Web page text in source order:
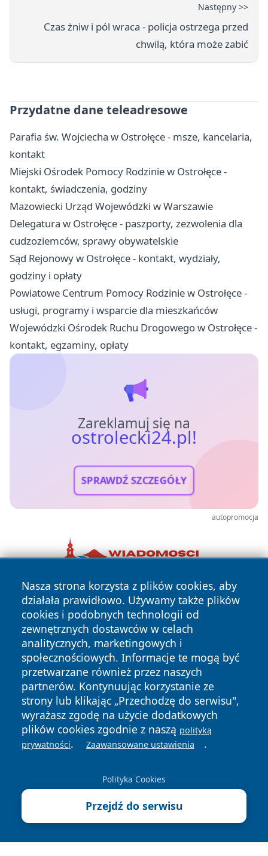
Następny >>
Czas żniw i pól wraca - policja ostrzega przed
chwilą, która może zabić
Przydatne dane teleadresowe
Parafia św. Wojciecha w Ostrołęce - msze, kancelaria,
kontakt
Miejski Ośrodek Pomocy Rodzinie w Ostrołęce -
kontakt, świadczenia, godziny
Mazowiecki Urząd Wojewódzki w Warszawie
Delegatura w Ostrołęce - paszporty, zezwolenia dla
cudzoziemców, sprawy obywatelskie
Sąd Rejonowy w Ostrołęce - kontakt, wydziały,
godziny i opłaty
Powiatowe Centrum Pomocy Rodzinie w Ostrołęce -
usługi, programy i wsparcie dla mieszkańców
Wojewódzki Ośrodek Ruchu Drogowego w Ostrołęce -
kontakt, egzaminy, opłaty
Zareklamuj się na
ostrolecki24.pl!
SPRAWDŹ SZCZEGÓŁY
autopromocja
Nasza strona korzysta z plików cookies, aby
działała prawidłowo. Używamy także plików
cookies i podobnych technologii od
zewnętrznych dostawców w celach
analitycznych, marketingowych i
społecznościowych. Informacje te mogą być
przetwarzane również przez naszych
partnerów. Kontynuując korzystanie ze
strony lub klikając „Przechodzę do serwisu",
wyrażasz zgodę na użycie dodatkowych
plików cookies zgodnie z naszą polityką
prywatności. Zaawansowane ustawienia .
Polityka Cookies
Przejdź do serwisu
Copyright © 2026 ostrolecki24.pl Wszystkie prawa
zastrzeżone.
News Autorzy
Polityka
Prywatności
Polityka
Cookies